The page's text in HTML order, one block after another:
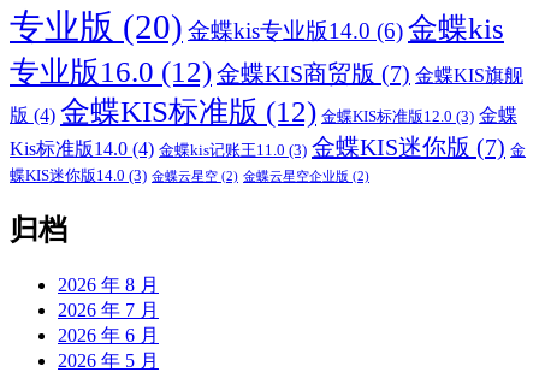
专业版 (20) 金蝶kis专业版14.0 (6)金蝶kis
专业版16.0 (12)金蝶KIS商贸版 (7) 金蝶KIS旗舰
版 (4) 金蝶KIS标准版 (12) 金蝶KIS标准版12.0 (3) 金蝶
Kis标准版14.0 (4) 金蝶kis记账王11.0 (3) 金蝶KIS迷你版 (7) 金
蝶KIS迷你版14.0 (3) 金蝶云星空 (2) 金蝶云星空企业版 (2)
归档
2026 年 8 月
2026 年 7 月
2026 年 6 月
2026 年 5 月